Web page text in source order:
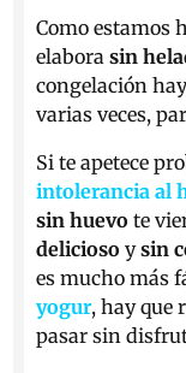
Como estamos
elaborasin
congelación
varias veces,
Si te apetece
intolerancia al
sin huevo te
deliciosoysin
es mucho más
yogur, hay que
pasar sin